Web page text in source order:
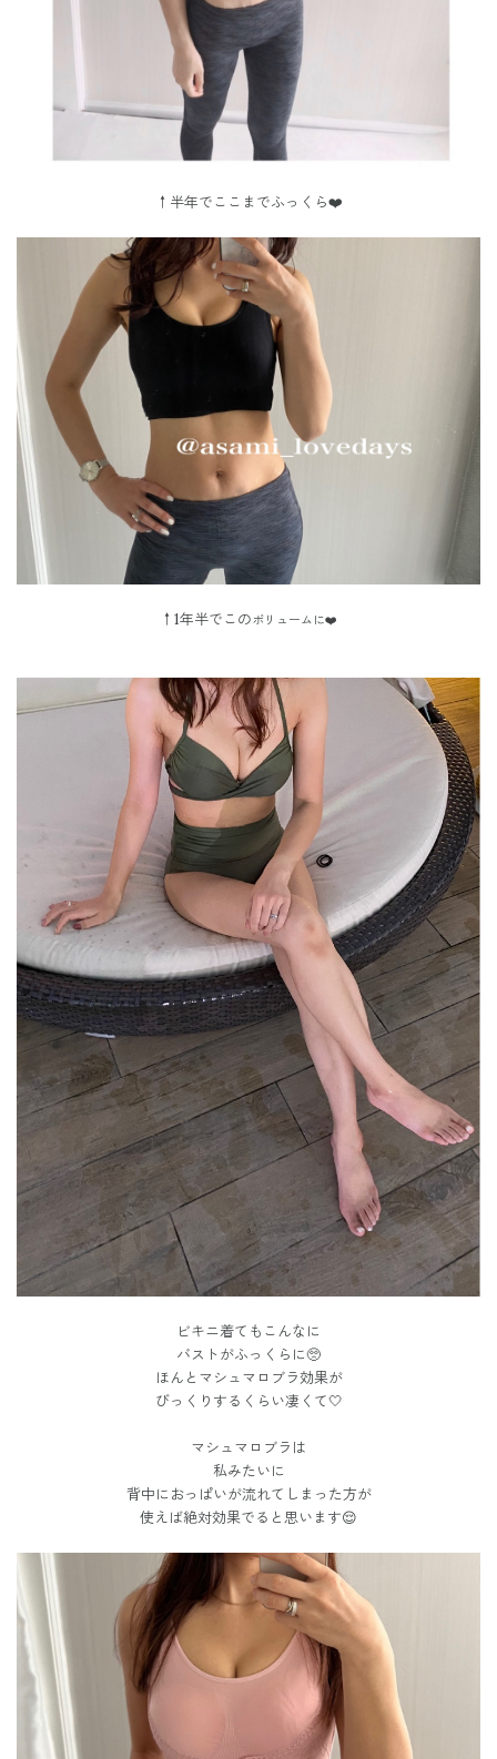
↑半年でここまでふっくら❤️
↑1年半でこのボリュームに❤️
ビキニ着てもこんなに
バストがふっくらに🥺
ほんとマシュマロブラ効果が
びっくりするくらい凄くて🤍
マシュマロブラは
私みたいに
背中におっぱいが流れてしまった方が
使えば絶対効果でると思います😌